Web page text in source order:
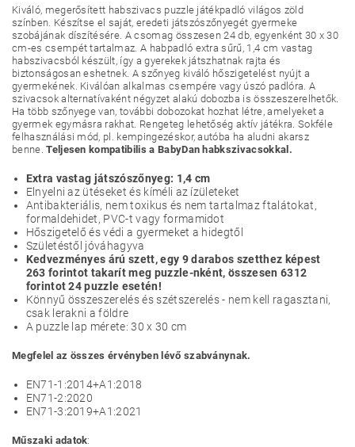
Kiváló, megerősített habszivacs puzzle játékpadló világos zöld
színben. Készítse el saját, eredeti játszószőnyegét gyermeke
szobájának díszítésére. A csomag összesen 24 db, egyenként 30 x 30
cm-es csempét tartalmaz. A habpadló extra sűrű, 1,4 cm vastag
habszivacsból készült, így a gyerekek játszhatnak rajta és
biztonságosan eshetnek. A szőnyeg kiváló hőszigetelést nyújt a
gyermekének. Kiválóan alkalmas csempére vagy úszó padlóra. A
szivacsok alternatívaként négyzet alakú dobozba is összeszerelhetők.
Ha több szőnyege van, további dobozokat hozhat létre, amelyeket a
gyermek egymásra rakhat. Rengeteg lehetőség aktív játékra. Sokféle
felhasználási mód, pl. kempingezéskor, autóba ha aludni akarsz
benne.Teljesen kompatibilis a BabyDan habkszivacsokkal.
Extra vastag játszószőnyeg: 1,4 cm
Elnyelni az ütéseket és kíméli az ízületeket
Antibakteriális, nem toxikus és nem tartalmaz ftalátokat,
formaldehidet, PVC-t vagy formamidot
Hőszigetelő és védi a gyermeket a hidegtől
Születéstől jóváhagyva
Kedvezményes árú szett, egy 9 darabos szetthez képest
263 forintot takarít meg puzzle-nként, összesen 6312
forintot 24 puzzle esetén!
Könnyű összeszerelés és szétszerelés - nem kell ragasztani,
csak lerakni a földre
A puzzle lap mérete: 30 x 30 cm
Megfelel az összes érvényben lévő szabványnak.
EN71-1:2014+A1:2018
EN71-2:2020
EN71-3:2019+A1:2021
Műszaki adatok: